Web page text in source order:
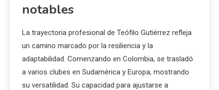
notables
La trayectoria profesional de Teófilo Gutiérrez refleja
un camino marcado por la resiliencia y la
adaptabilidad. Comenzando en Colombia, se trasladó
a varios clubes en Sudamérica y Europa, mostrando
su versatilidad. Su capacidad para ajustarse a